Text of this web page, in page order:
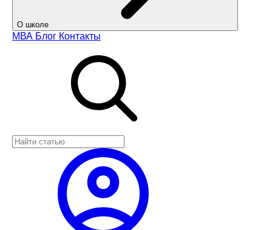
О школе
МВА Блог Контакты